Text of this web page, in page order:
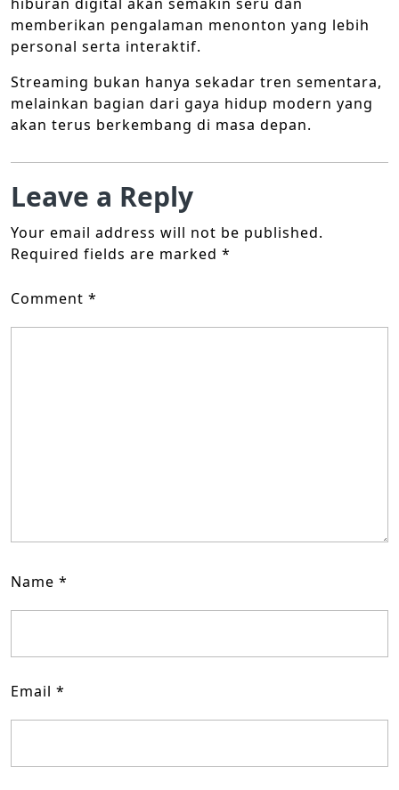
hiburan digital akan semakin seru dan
memberikan pengalaman menonton yang lebih
personal serta interaktif.
Streaming bukan hanya sekadar tren sementara,
melainkan bagian dari gaya hidup modern yang
akan terus berkembang di masa depan.
Leave a Reply
Your email address will not be published.
Required fields are marked *
Comment *
Name *
Email *